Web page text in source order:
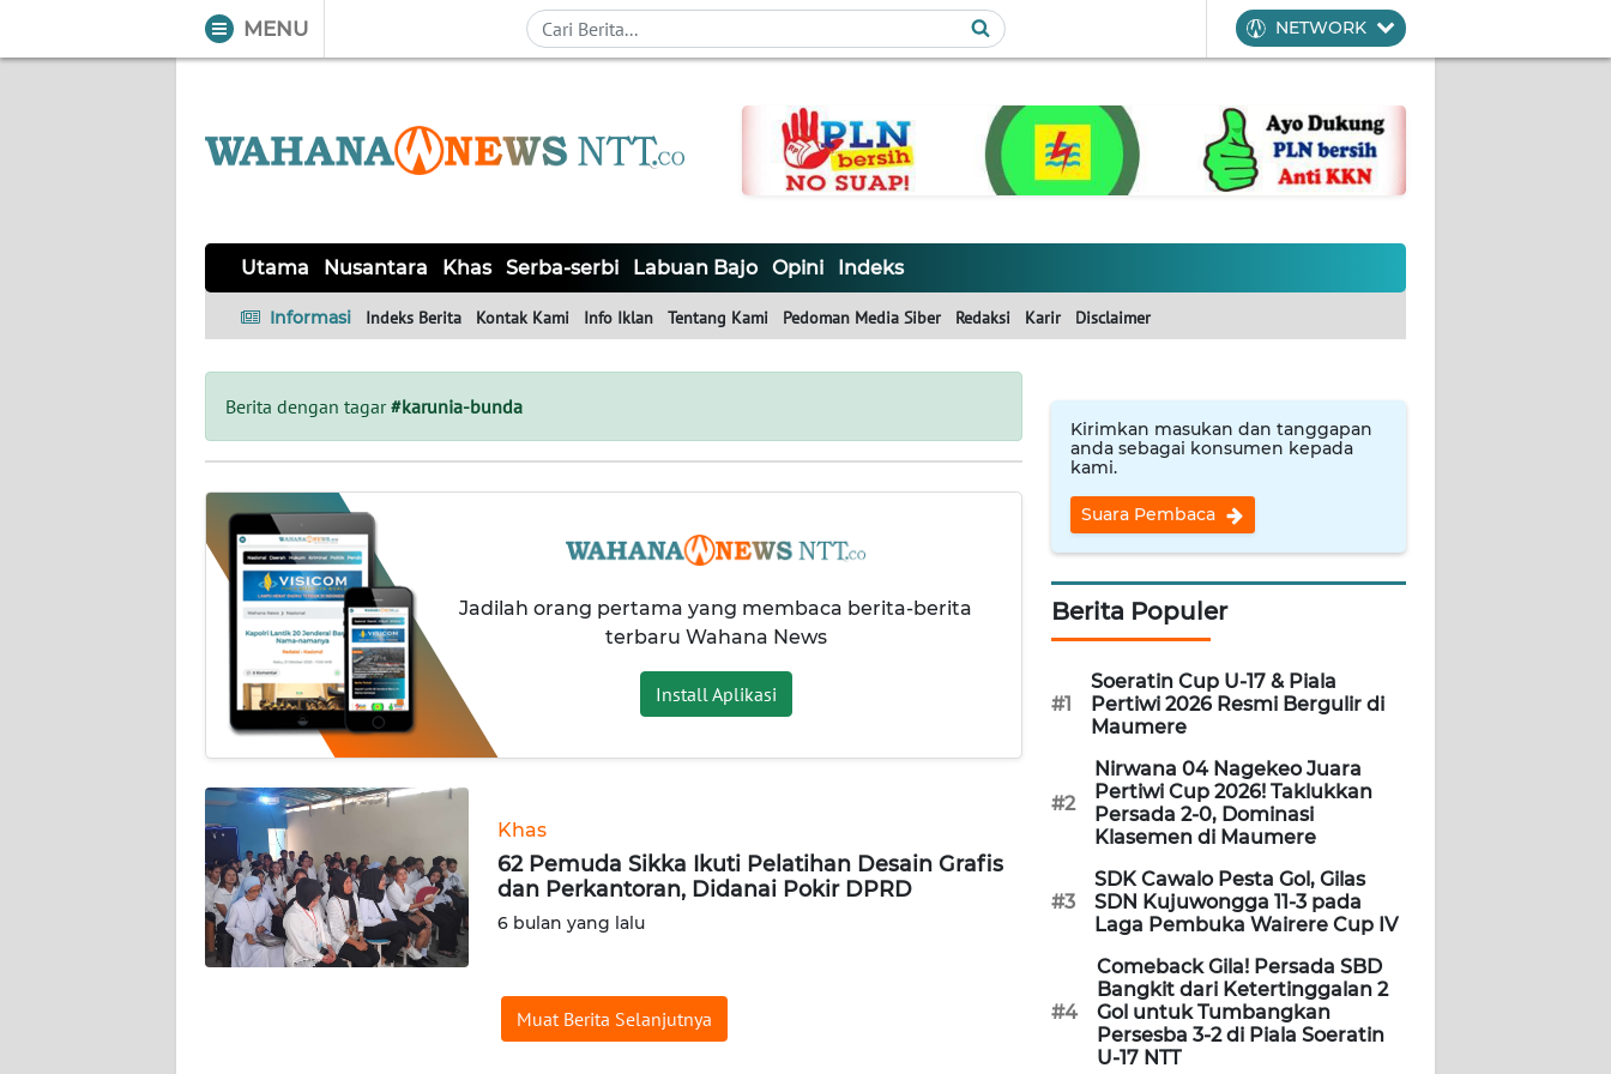
MENU NETWORK
Utama Nusantara Khas Serba-serbi Labuan Bajo Opini Indeks
Informasi Indeks Berita Kontak Kami Info Iklan Tentang Kami Pedoman Media Siber Redaksi Karir Disclaimer
Berita dengan tagar#karunia-bunda
Jadilah orang pertama yang membaca berita-berita
terbaru Wahana News
Install Aplikasi
Khas
62 Pemuda Sikka Ikuti Pelatihan Desain Grafis
dan Perkantoran, Didanai Pokir DPRD
6 bulan yang lalu
Muat Berita Selanjutnya
Kirimkan masukan dan tanggapan
anda sebagai konsumen kepada
kami.
Suara Pembaca
Berita Populer
#1
Soeratin Cup U-17 & Piala
Pertiwi 2026 Resmi Bergulir di
Maumere
#2
Nirwana 04 Nagekeo Juara
Pertiwi Cup 2026! Taklukkan
Persada 2-0, Dominasi
Klasemen di Maumere
#3
SDK Cawalo Pesta Gol, Gilas
SDN Kujuwongga 11-3 pada
Laga Pembuka Wairere Cup IV
#4
Comeback Gila! Persada SBD
Bangkit dari Ketertinggalan 2
Gol untuk Tumbangkan
Persesba 3-2 di Piala Soeratin
U-17 NTT